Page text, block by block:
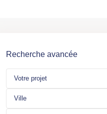
Recherche avancée
Votre projet
Ville